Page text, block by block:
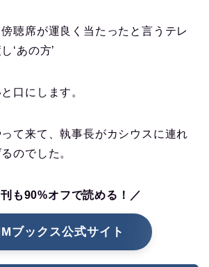
聴席が運良く当たったと言うテレ
‘あの方’
口にします。
て来て、執事長がカシウスに連れ
のでした。
も90%オフで読める！／
ブックス公式サイト